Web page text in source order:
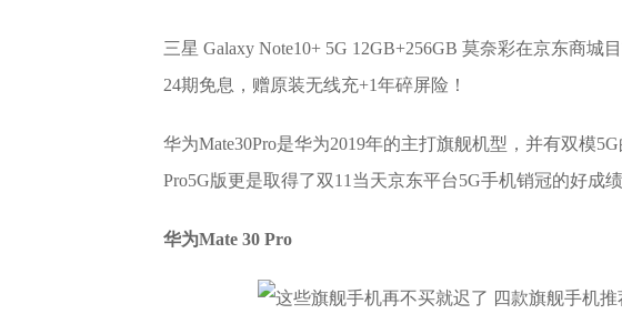
三星 Galaxy Note10+ 5G 12GB+256GB 莫奈彩在京东商城
24期免息，赠原装无线充+1年碎屏险！
华为Mate30Pro是华为2019年的主打旗舰机型，并有双模
Pro5G版更是取得了双11当天京东平台5G手机销冠的好成绩
华为Mate 30 Pro